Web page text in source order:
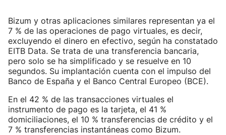
Bizum y otras aplicaciones similares representan ya el
7 % de las operaciones de pago virtuales, es decir,
excluyendo el dinero en efectivo, según ha constatado
EITB Data. Se trata de una transferencia bancaria,
pero solo se ha simplificado y se resuelve en 10
segundos. Su implantación cuenta con el impulso del
Banco de España y el Banco Central Europeo (BCE).
En el 42 % de las transacciones virtuales el
instrumento de pago es la tarjeta, el 41 %
domiciliaciones, el 10 % transferencias de crédito y el
7 % transferencias instantáneas como Bizum.